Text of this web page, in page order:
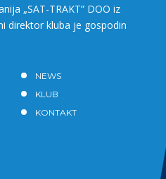
„SAT-TRAKT” DOO iz
direktor kluba je gospodin
NEWS
KLUB
KONTAKT